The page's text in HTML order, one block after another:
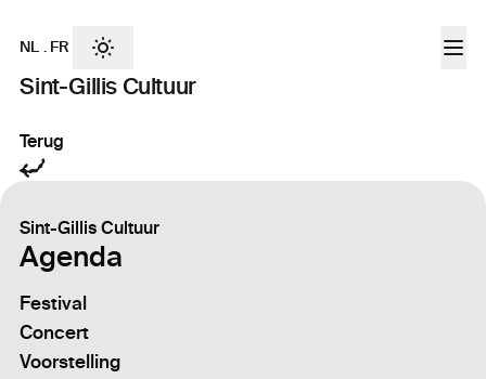
Sint-Gillis Cultuur
NL . FR
Terug
Sint-Gillis Cultuur
Agenda
Festival
Concert
Voorstelling